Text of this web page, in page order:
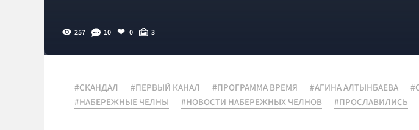
257 10 0 3
#СКАНДАЛ #ПЕРВЫЙ КАНАЛ #ПРОГРАММА ВРЕМЯ #АГИНА АЛТЫНБАЕВА
#НАБЕРЕЖНЫЕ ЧЕЛНЫ
#НОВОСТИ НАБЕРЕЖНЫХ ЧЕЛНОВ #ПРОСЛАВИЛИСЬ